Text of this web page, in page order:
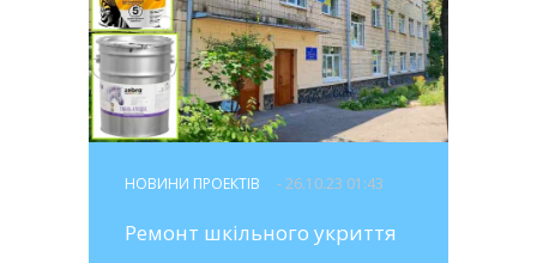
НОВИНИ ПРОЕКТІВ - 26.10.23 01:43
Ремонт шкільного укриття